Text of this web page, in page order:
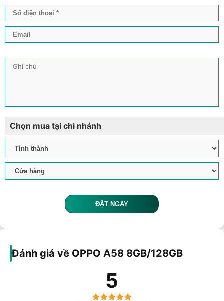
Chọn mua tại chi nhánh
ĐẶT NGAY
Đánh giá về OPPO A58 8GB/128GB
5